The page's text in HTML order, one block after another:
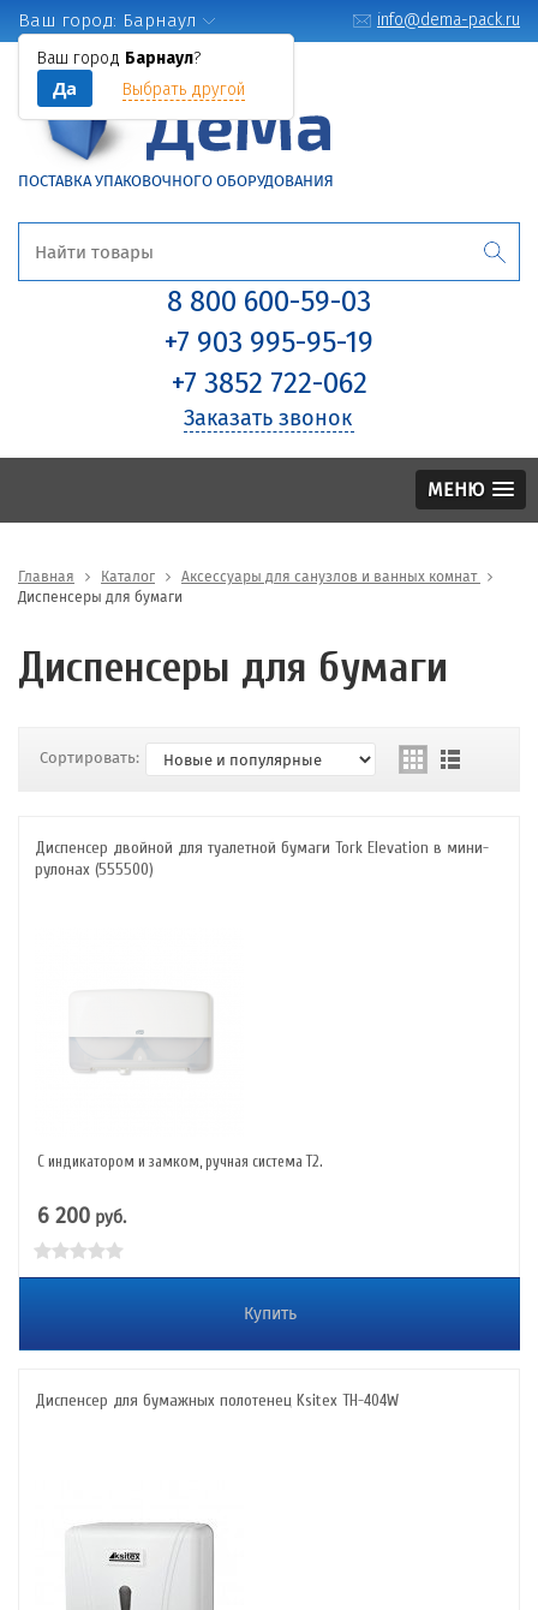
Ваш город: Барнаул
Ваш город Барнаул?
Да Выбрать другой
info@dema-pack.ru
ПОСТАВКА УПАКОВОЧНОГО ОБОРУДОВАНИЯ
8 800 600-59-03
+7 903 995-95-19
+7 3852 722-062
Заказать звонок
МЕНЮ
Главная Каталог
Аксессуары для санузлов и ванных комнат
Диспенсеры для бумаги
Диспенсеры для бумаги
Сортировать:
Диспенсер двойной для туалетной бумаги Tork Elevation в мини-
рулонах (555500)
С индикатором и замком, ручная система T2.
6 200 руб.
Купить
Диспенсер для бумажных полотенец Ksitex TH-404W